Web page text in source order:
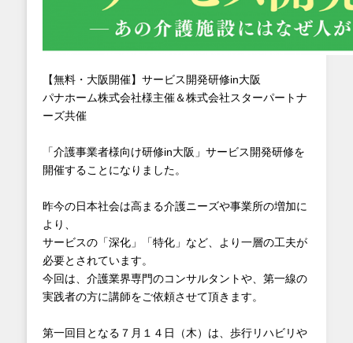
【無料・大阪開催】サービス開発研修in大阪
パナホーム株式会社様主催＆株式会社スターパートナ
ーズ共催
「介護事業者様向け研修in大阪」サービス開発研修を
開催することになりました。
昨今の日本社会は高まる介護ニーズや事業所の増加に
より、
サービスの「深化」「特化」など、より一層の工夫が
必要とされています。
今回は、介護業界専門のコンサルタントや、第一線の
実践者の方に講師をご依頼させて頂きます。
第一回目となる７月１４日（木）は、歩行リハビリや